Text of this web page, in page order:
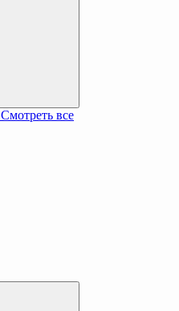
Смотреть все